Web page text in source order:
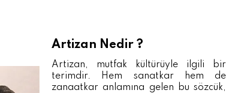
Artizan Nedir ?
Artizan, mutfak kültürüyle ilgili bir
terimdir. Hem sanatkar hem de
zanaatkar anlamına gelen bu sözcük,